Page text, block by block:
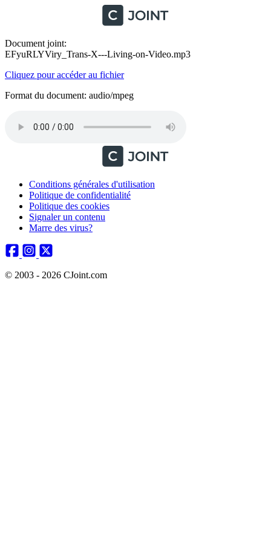
Document joint:
EFyuRLYViry_Trans-X---Living-on-Video.mp3
Cliquez pour accéder au fichier
Format du document: audio/mpeg
Conditions générales d'utilisation
Politique de confidentialité
Politique des cookies
Signaler un contenu
Marre des virus?
© 2003 - 2026 CJoint.com